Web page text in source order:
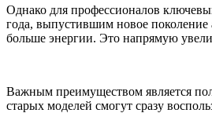
Однако для профессионалов
года, выпустившим новое
больше энергии. Это напрямую
Важным преимуществом является
старых моделей смогут сразу